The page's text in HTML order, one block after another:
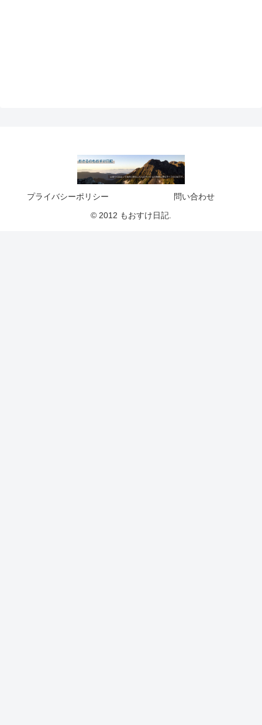
プライバシーポリシー
問い合わせ
© 2012 もおすけ日記.